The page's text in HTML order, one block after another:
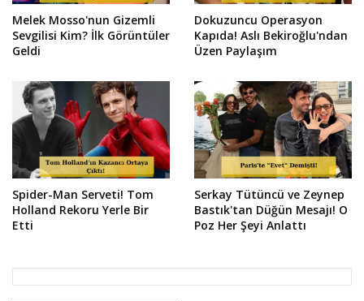
Melek Mosso'nun Gizemli
Sevgilisi Kim? İlk Görüntüler
Geldi
Dokuzuncu Operasyon
Kapıda! Aslı Bekiroğlu'ndan
Üzen Paylaşım
Spider-Man Serveti! Tom
Holland Rekoru Yerle Bir
Etti
Serkay Tütüncü ve Zeynep
Bastık'tan Düğün Mesajı! O
Poz Her Şeyi Anlattı